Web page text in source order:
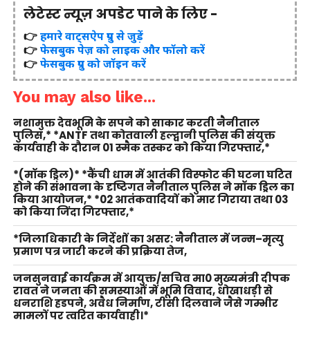
लेटेस्ट न्यूज़ अपडेट पाने के लिए -
👉हमारे वाट्सऐप ग्रुप से जुड़ें
👉फेसबुक पेज़ को लाइक और फॉलो करें
👉फेसबुक ग्रुप को जॉइन करें
You may also like...
नशामुक्त देवभूमि के सपने को साकार करती नैनीताल
पुलिस,* *ANTF तथा कोतवाली हल्द्वानी पुलिस की संयुक्त
कार्यवाही के दौरान 01 स्मैक तस्कर को किया गिरफ्तार,*
*(मॉक ड्रिल)* *कैंची धाम में आतंकी विस्फोट की घटना घटित
होने की संभावना के दृष्टिगत नैनीताल पुलिस ने मॉक ड्रिल का
किया आयोजन,* *02 आतंकवादियों को मार गिराया तथा 03
को किया जिंदा गिरफ्तार,*
*जिलाधिकारी के निर्देशों का असर: नैनीताल में जन्म–मृत्यु
प्रमाण पत्र जारी करने की प्रक्रिया तेज,
जनसुनवाई कार्यक्रम में आयुक्त/सचिव मा0 मुख्यमंत्री दीपक
रावत ने जनता की समस्याओं में भूमि विवाद, धोखाधड़ी से
धनराशि हडपने, अवैध निर्माण, टीसी दिलवाने जैसे गम्भीर
मामलों पर त्वरित कार्यवाही।*